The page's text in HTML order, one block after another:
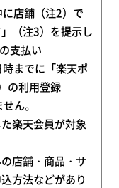
店舗（注2）で
（注3）を提示し
支払い
までに「楽天ポ
の利用登録
ん。
楽天会員が対象
店舗・商品・サ
方法などがあり